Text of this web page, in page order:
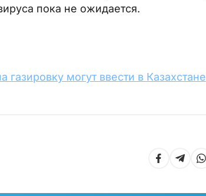
пока не ожидается.
газировку могут ввести в Казахстане